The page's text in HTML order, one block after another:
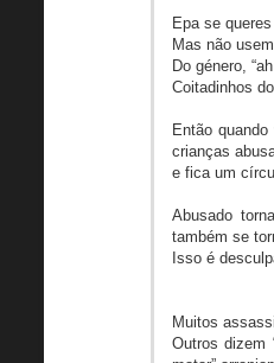
Epa se
Mas não
Do género,
Coitadinhos
Então
crianças
e fica um
Abusado
também se
Isso é
Muitos
Outros dizem